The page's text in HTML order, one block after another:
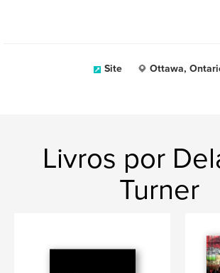
Site Ottawa,
Livros por
Turner